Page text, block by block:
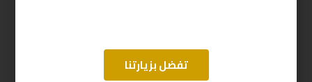
تفضل بزيارتنا